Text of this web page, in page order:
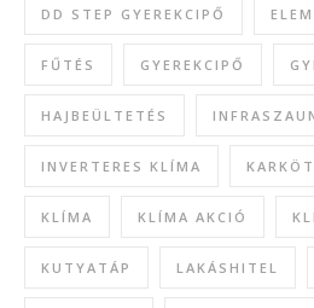
DD STEP GYEREKCIPŐ
FŰTÉS GYEREKCIPŐ
HAJBEÜLTETÉS
INVERTERES KLÍMA
KLÍMA KLÍMA AKCIÓ
KUTYATÁP LAKÁSHITEL